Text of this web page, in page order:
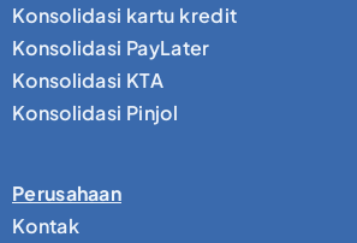
Konsolidasi kartu kredit
Konsolidasi PayLater
Konsolidasi KTA
Konsolidasi Pinjol
Perusahaan
Kontak